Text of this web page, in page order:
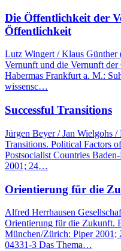
Die Öffentlichkeit der
Öffentlichkeit
Lutz Wingert / Klaus
Vernunft und die Vernunft
Habermas Frankfurt a. M.:
wissensc…
Successful Transitions
Jürgen Beyer / Jan Wielgohs
Transitions. Political Factors
Postsocialist Countries
2001; 24…
Orientierung für die
Alfred Herrhausen
Orientierung für die Zukunft.
München/Zürich: Piper
04331-3 Das Thema…